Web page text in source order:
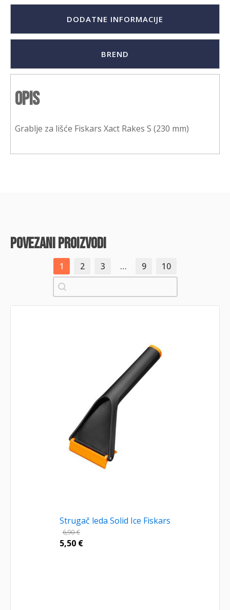
DODATNE INFORMACIJE
BREND
Opis
Grablje za lišće Fiskars Xact Rakes S (230 mm)
povezani proizvodi
1 2 3 … 9
10
Pretraži
Strugač leda Solid Ice Fiskars
6,90€
5,50 €